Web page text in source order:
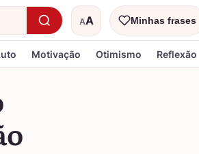
AA
Tamanho do textoMinhas frases
Motivação Otimismo Reflexão